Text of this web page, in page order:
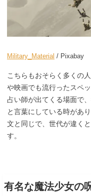
Military_Material / Pixabay
こちらもおそらく多くの
や映画でも流行ったスペ
占い師が出てくる場面で
と言葉にしている時があ
文と同じで、世代が違く
す。
有名な魔法少女の